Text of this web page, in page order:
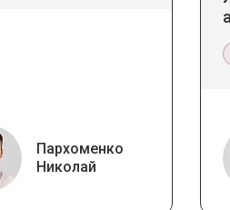
Пархоменко
Николай